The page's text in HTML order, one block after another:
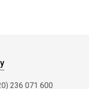
236 071 600